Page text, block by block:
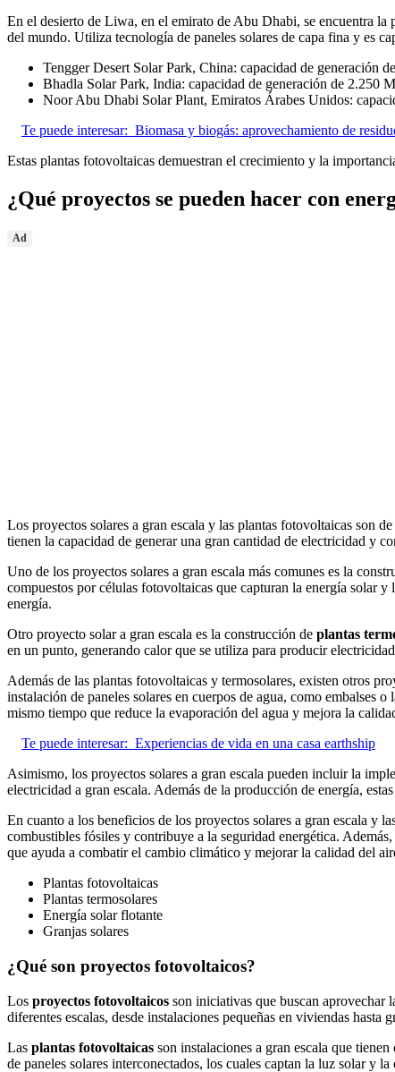
En el desierto de Liwa, en el emirato de Abu Dhabi, se encuentra
del mundo. Utiliza tecnología de paneles solares de capa fina y es
Tengger Desert Solar Park, China: capacidad de generación
Bhadla Solar Park, India: capacidad de generación de 2.250
Noor Abu Dhabi Solar Plant, Emiratos Árabes Unidos:
Te puede interesar: Biomasa y biogás: aprovechamiento de
Estas plantas fotovoltaicas demuestran el crecimiento y la
¿Qué proyectos se pueden hacer con
Ad
Los proyectos solares a gran escala y las plantas fotovoltaicas son
tienen la capacidad de generar una gran cantidad de electricidad y
Uno de los proyectos solares a gran escala más comunes es la
compuestos por células fotovoltaicas que capturan la energía solar
energía.
Otro proyecto solar a gran escala es la construcción de plantas
en un punto, generando calor que se utiliza para producir
Además de las plantas fotovoltaicas y termosolares, existen otros
instalación de paneles solares en cuerpos de agua, como embalses
mismo tiempo que reduce la evaporación del agua y mejora la
Te puede interesar: Experiencias de vida en una casa earthship
Asimismo, los proyectos solares a gran escala pueden incluir la
electricidad a gran escala. Además de la producción de energía,
En cuanto a los beneficios de los proyectos solares a gran escala y
combustibles fósiles y contribuye a la seguridad energética.
que ayuda a combatir el cambio climático y mejorar la calidad del
Plantas fotovoltaicas
Plantas termosolares
Energía solar flotante
Granjas solares
¿Qué son proyectos fotovoltaicos?
Los proyectos fotovoltaicos son iniciativas que buscan aprovechar
diferentes escalas, desde instalaciones pequeñas en viviendas hasta
Las plantas fotovoltaicas son instalaciones a gran escala que
de paneles solares interconectados, los cuales captan la luz solar y